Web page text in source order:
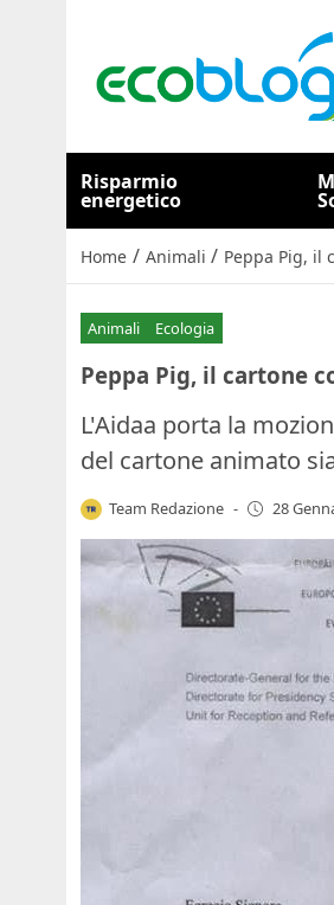
Risparmio
energetico
Home / Animali / Peppa Pig, il
Animali Ecologia
Peppa Pig, il cartone
L'Aidaa porta la
del cartone animato
Team Redazione - 28